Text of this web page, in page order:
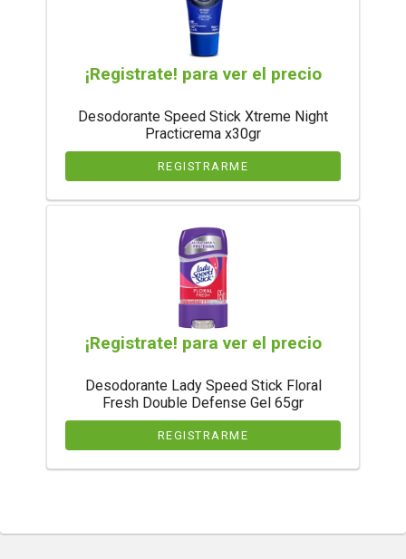
¡Registrate! para ver el precio
Desodorante Speed Stick Xtreme Night
Practicrema x30gr
REGISTRARME
¡Registrate! para ver el precio
Desodorante Lady Speed Stick Floral
Fresh Double Defense Gel 65gr
REGISTRARME